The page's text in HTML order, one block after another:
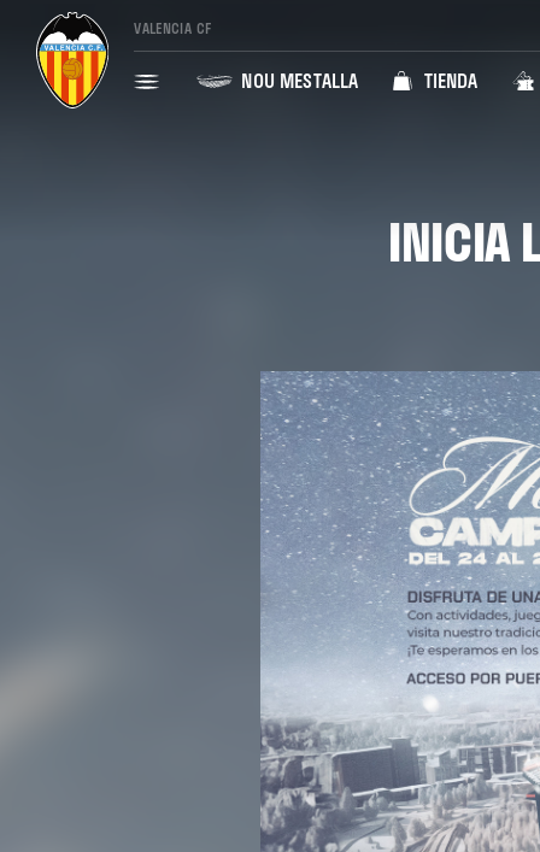
VALENCIA CF
NOU MESTALLA TIENDA
INICIA